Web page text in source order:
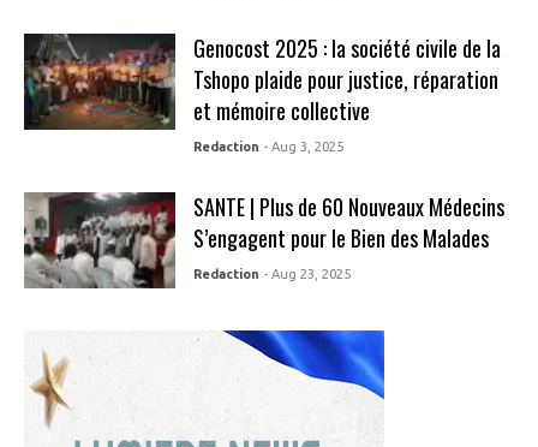
Genocost 2025 : la société civile de la
Tshopo plaide pour justice, réparation
et mémoire collective
Redaction - Aug 3, 2025
SANTE | Plus de 60 Nouveaux Médecins
S’engagent pour le Bien des Malades
Redaction - Aug 23, 2025